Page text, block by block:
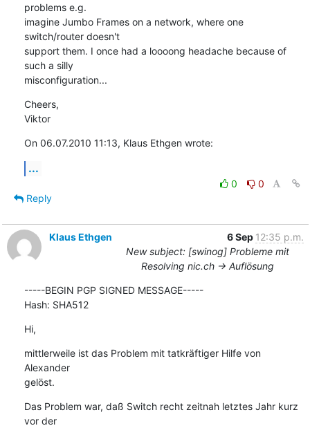
problems e.g.
imagine Jumbo Frames on a network, where one
switch/router doesn't
support them. I once had a loooong headache because of
such a silly
misconfiguration...
Cheers,
Viktor
On 06.07.2010 11:13, Klaus Ethgen wrote:
...
0
0
Reply
Klaus Ethgen 6 Sep 12:35 p.m.
New subject: [swinog] Probleme mit
Resolving nic.ch -> Auflösung
-----BEGIN PGP SIGNED MESSAGE-----
Hash: SHA512
Hi,
mittlerweile ist das Problem mit tatkräftiger Hilfe von
Alexander
gelöst.
Das Problem war, daß Switch recht zeitnah letztes Jahr kurz
vor der